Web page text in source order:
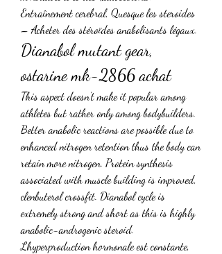
Entraînement cerebral, Quesque les steroides
– Acheter des stéroïdes anabolisants légaux.
Dianabol mutant gear,
ostarine mk-2866 achat
This aspect doesn’t make it popular among
athletes but rather only among bodybuilders.
Better anabolic reactions are possible due to
enhanced nitrogen retention thus the body can
retain more nitrogen. Protein synthesis
associated with muscle building is improved,
clenbuterol crossfit. Dianabol cycle is
extremely strong and short as this is highly
anabolic-androgenic steroid.
Lhyperproduction hormonale est constante,